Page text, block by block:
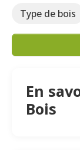
Type de bois
En
Bois